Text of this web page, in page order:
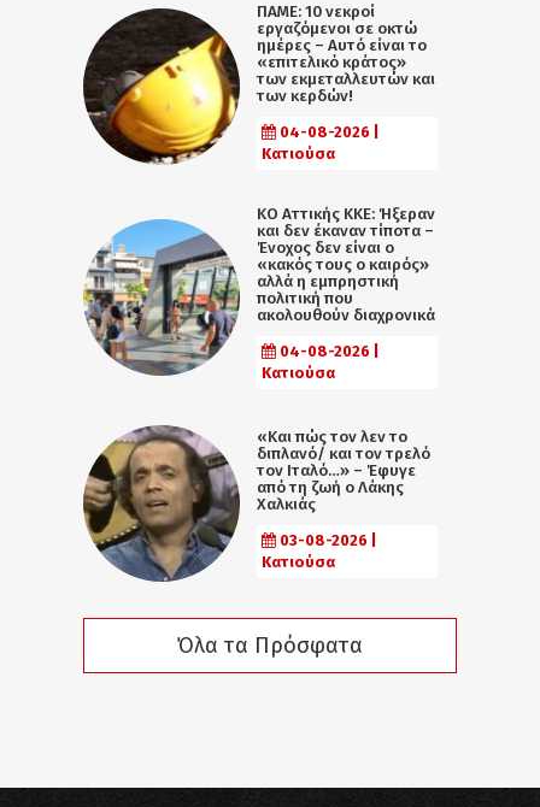
ΠΑΜΕ: 10 νεκροί
εργαζόμενοι σε οκτώ
ημέρες – Αυτό είναι το
«επιτελικό κράτος»
των εκμεταλλευτών και
των κερδών!
04-08-2026 |
Κατιούσα
KO Αττικής ΚΚΕ: Ήξεραν
και δεν έκαναν τίποτα –
Ένοχος δεν είναι ο
«κακός τους ο καιρός»
αλλά η εµπρηστική
πολιτική που
ακολουθούν διαχρονικά
04-08-2026 |
Κατιούσα
«Και πώς τον λεν το
διπλανό/ και τον τρελό
τον Ιταλό…» – Έφυγε
από τη ζωή ο Λάκης
Χαλκιάς
03-08-2026 |
Κατιούσα
Όλα τα Πρόσφατα